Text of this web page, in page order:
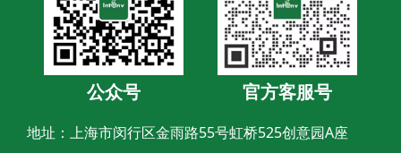
公众号 官方客服号
地址：上海市闵行区金雨路55号虹桥525创意园A座